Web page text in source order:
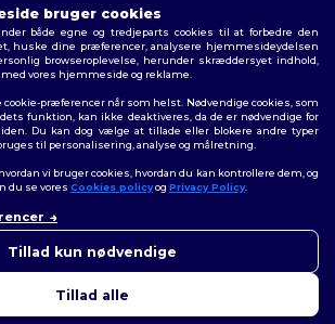
Alle rettigheder forbeholdes
Tilpasset politik|Fortrolighedspolitik|Politik for
bruger cookies
både egne og tredjeparts cookies til at forbedre den
huske dine præferencer, analysere hjemmesideydelsen
browseroplevelse, herunder skræddersyet indhold,
vores hjemmeside og reklame.
præferencer når som helst. Nødvendige cookies, som
funktion, kan ikke deaktiveres, da de er nødvendige for
Du kan dog vælge at tillade eller blokere andre typer
til personalisering, analyse og målretning.
vi bruger cookies, hvordan du kan kontrollere dem, og
du se vores Cookies policyog Privacy Policy.
Tillad kun nødvendige
Tillad alle
bekymringer, kan du kontakte
er her for at hjælpe.